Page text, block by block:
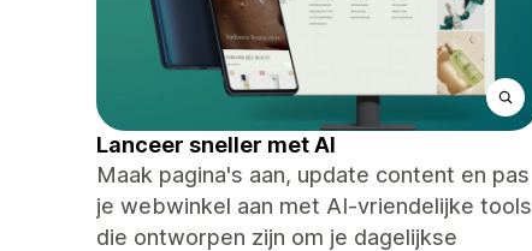
Lanceer sneller met AI
Maak pagina's aan, update content en pas
je webwinkel aan met AI-vriendelijke tools
die ontworpen zijn om je dagelijkse